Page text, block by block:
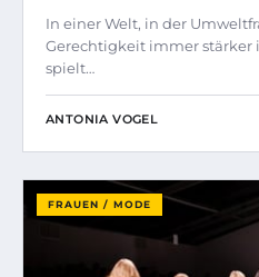
In einer Welt, in der
Gerechtigkeit immer stärker
spielt…
ANTONIA VOGEL
FRAUEN / MODE